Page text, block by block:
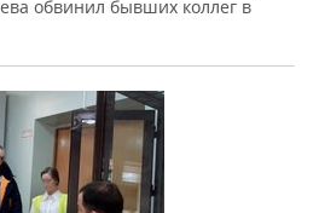
обвинил бывших коллег в